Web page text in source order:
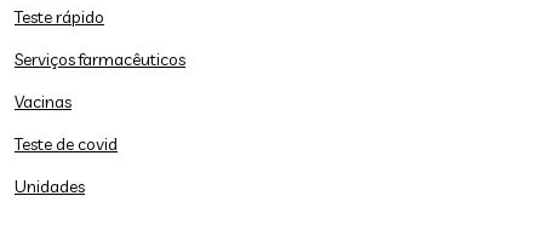
Teste rápido
Serviços farmacêuticos
Vacinas
Teste de covid
Unidades